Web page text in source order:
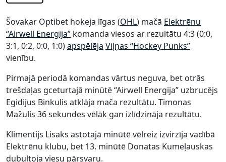
Šovakar Optibet hokeja līgas (OHL) mačā Elektrēnu
“Airwell Energija” komanda viesos ar rezultātu 4:3 (0:0,
3:1, 0:2, 0:0, 1:0)apspēlēja Viļņas “Hockey Punks”
vienību.
Pirmajā periodā komandas vārtus neguva, bet otrās
trešdaļas gceturtajā minūtē “Airwell Energija” uzbrucējs
Egidijus Binkulis atklāja mača rezultātu. Timonas
Mažulis 36 sekundes vēlāk gan izlīdzināja rezultātu.
Klimentijs Lisaks astotajā minūtē vēlreiz izvirzīja vadībā
Elektrēnu klubu, bet 13. minūtē Donatas Kumeļauskas
dubultoja viesu pārsvaru.